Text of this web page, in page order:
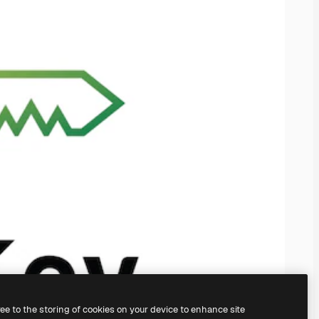
to the storing of cookies on your device to enhance site